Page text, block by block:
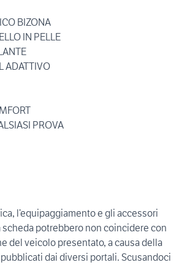
BIZONA
IN PELLE
ADATTIVO
PROVA
l’equipaggiamento e gli accessori
potrebbero non coincidere con
del veicolo presentato, a causa della
dai diversi portali. Scusandoci